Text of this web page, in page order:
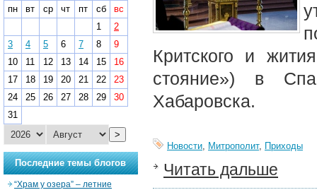
Критского и
стояние») в
Хабаровска.
Новости, Митрополит, Приходы
Читать дальше
пн
вт ср чт пт сб
вс
1
2
3
4 5 6 7 8
9
10
11 12 13 14 15
16
17
18 19 20 21 22
23
24
25 26 27 28 29
30
31
>
Последние темы блогов
“Храм у озера” – летние